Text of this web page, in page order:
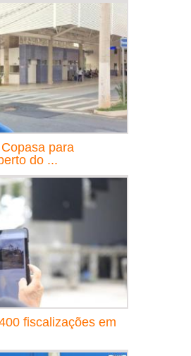
para
do ...
fiscalizações em